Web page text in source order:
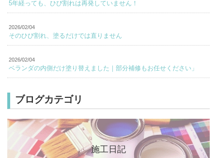
5年経っても、ひび割れは再発していません！
2026/02/04
そのひび割れ、塗るだけでは直りません
2026/02/04
ベランダの内側だけ塗り替えました｜部分補修もお任せください」
ブログカテゴリ
施工日記